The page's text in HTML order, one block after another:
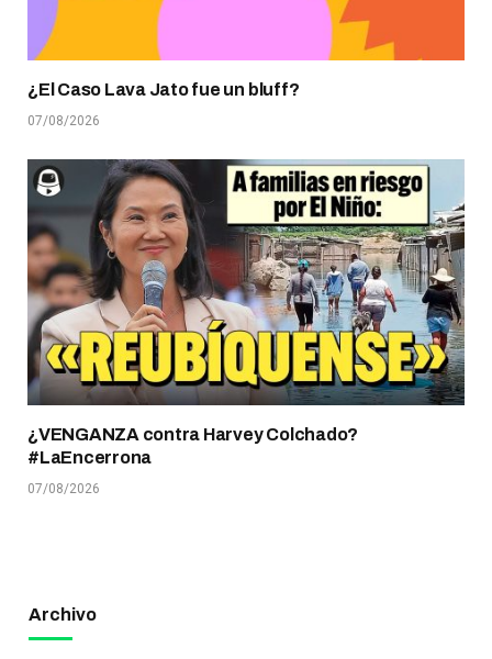
¿El Caso Lava Jato fue un bluff?
07/08/2026
¿VENGANZA contra Harvey Colchado?
#LaEncerrona
07/08/2026
Archivo